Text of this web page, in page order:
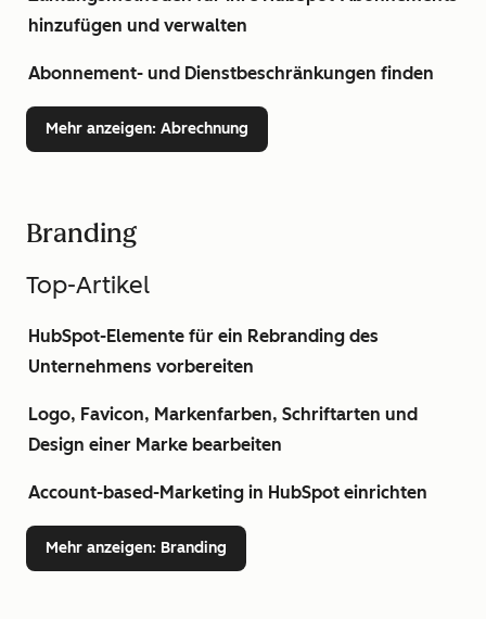
hinzufügen und verwalten
Abonnement- und Dienstbeschränkungen finden
Mehr anzeigen: Abrechnung
Branding
Top-Artikel
HubSpot-Elemente für ein Rebranding des
Unternehmens vorbereiten
Logo, Favicon, Markenfarben, Schriftarten und
Design einer Marke bearbeiten
Account-based-Marketing in HubSpot einrichten
Mehr anzeigen: Branding